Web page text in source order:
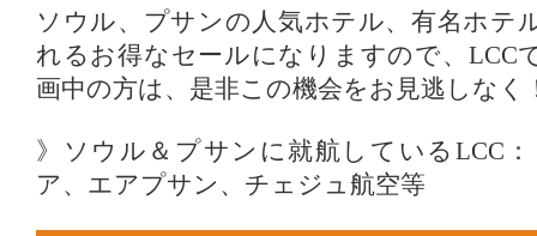
ソウル、プサンの人気ホテル、有名ホテ
れるお得なセールになりますので、LCC
画中の方は、是非この機会をお見逃しなく
》ソウル＆プサンに就航しているLCC
ア、エアプサン、チェジュ航空等